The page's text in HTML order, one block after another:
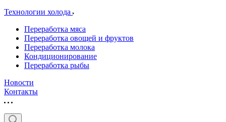
Технологии холода
Переработка мяса
Переработка овощей и фруктов
Переработка молока
Кондиционирование
Переработка рыбы
Новости
Контакты